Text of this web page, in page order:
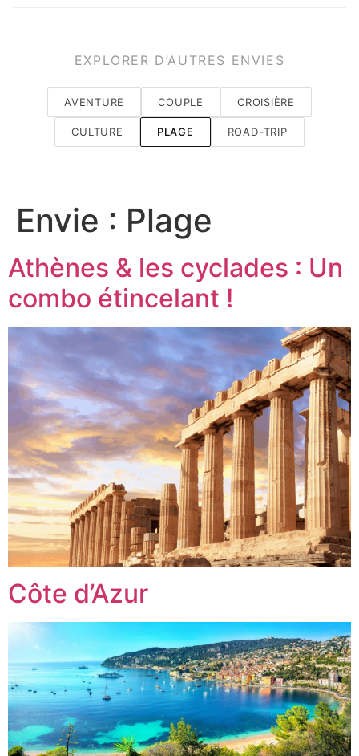
EXPLORER D’AUTRES ENVIES
AVENTURE COUPLE CROISIÈRE
CULTURE PLAGE ROAD-TRIP
Envie : Plage
Athènes & les cyclades : Un
combo étincelant !
Côte d’Azur